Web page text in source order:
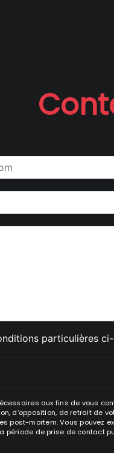
des
particulières
aux fins de vous
d’opposition, de retrait de
post-mortem. Vous
période de prise de